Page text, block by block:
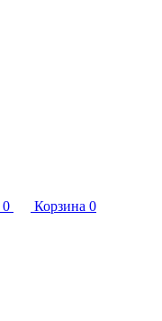
0 Корзина 0